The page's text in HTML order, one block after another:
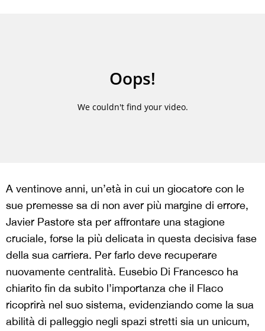
A ventinove anni, un’età in cui un giocatore con le
sue premesse sa di non aver più margine di errore,
Javier Pastore sta per affrontare una stagione
cruciale, forse la più delicata in questa decisiva fase
della sua carriera. Per farlo deve recuperare
nuovamente centralità. Eusebio Di Francesco ha
chiarito fin da subito l’importanza che il Flaco
ricoprirà nel suo sistema, evidenziando come la sua
abilità di palleggio negli spazi stretti sia un unicum,